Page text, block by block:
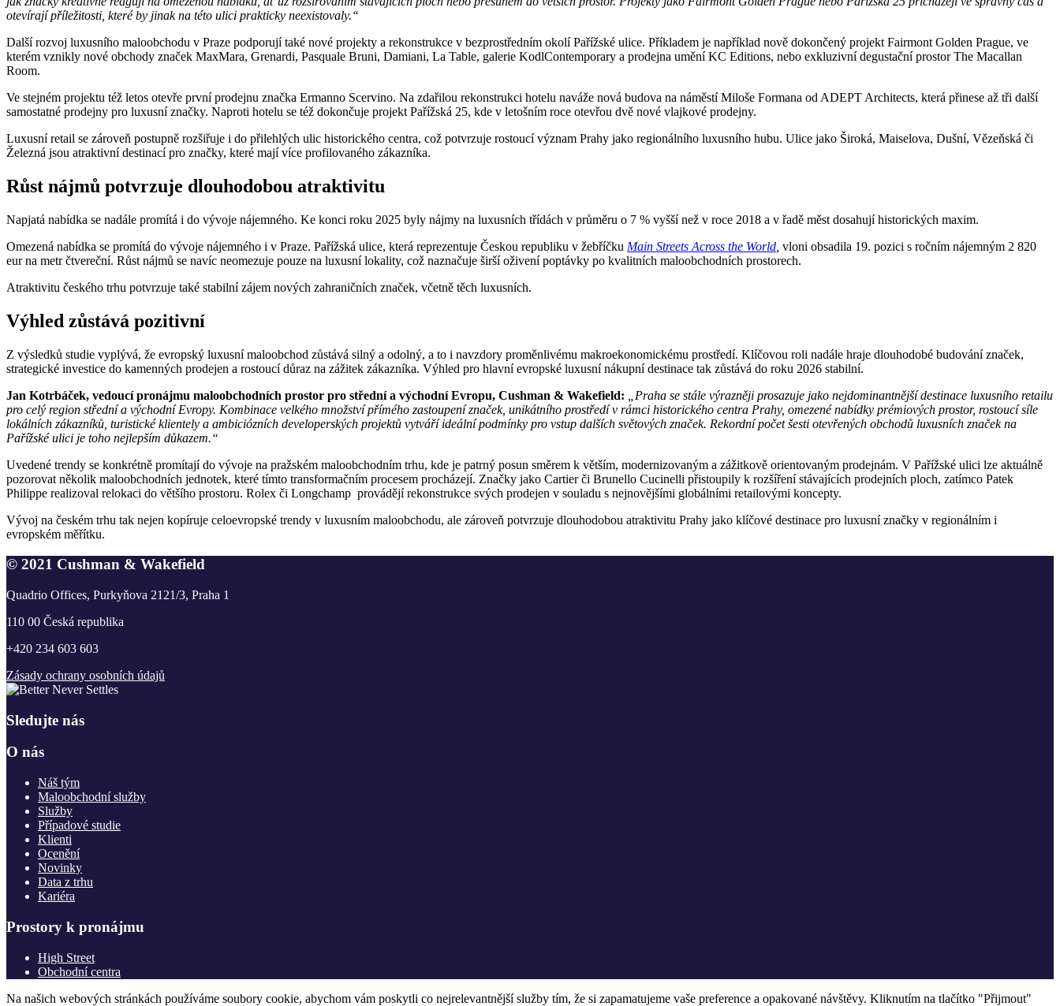
otevírají příležitosti, které by jinak na této ulici prakticky neexistovaly.“
Další rozvoj luxusního maloobchodu v Praze podporují také nové projekty a rekonstrukce v bezprostředním okolí Pařížské ulice. Příkladem je například nově dokončený projekt Fairmont Golden Prague, ve
kterém vznikly nové obchody značek MaxMara, Grenardi, Pasquale Bruni, Damiani, La Table, galerie KodlContemporary a prodejna umění KC Editions, nebo exkluzivní degustační prostor The Macallan
Room.
Ve stejném projektu též letos otevře první prodejnu značka Ermanno Scervino. Na zdařilou rekonstrukci hotelu naváže nová budova na náměstí Miloše Formana od ADEPT Architects, která přinese až tři další
samostatné prodejny pro luxusní značky. Naproti hotelu se též dokončuje projekt Pařížská 25, kde v letošním roce otevřou dvě nové vlajkové prodejny.
Luxusní retail se zároveň postupně rozšiřuje i do přilehlých ulic historického centra, což potvrzuje rostoucí význam Prahy jako regionálního luxusního hubu. Ulice jako Široká, Maiselova, Dušní, Vězeňská či
Železná jsou atraktivní destinací pro značky, které mají více profilovaného zákazníka.
Růst nájmů potvrzuje dlouhodobou atraktivitu
Napjatá nabídka se nadále promítá i do vývoje nájemného. Ke konci roku 2025 byly nájmy na luxusních třídách v průměru o 7 % vyšší než v roce 2018 a v řadě měst dosahují historických maxim.
Omezená nabídka se promítá do vývoje nájemného i v Praze. Pařížská ulice, která reprezentuje Českou republiku v žebříčku Main Streets Across the World vloni obsadila 19. pozici s ročním nájemným 2 820
eur na metr čtvereční. Růst nájmů se navíc neomezuje pouze na luxusní lokality, což naznačuje širší oživení poptávky po kvalitních maloobchodních prostorech.
Atraktivitu českého trhu potvrzuje také stabilní zájem nových zahraničních značek, včetně těch luxusních.
Výhled zůstává pozitivní
Z výsledků studie vyplývá, že evropský luxusní maloobchod zůstává silný a odolný, a to i navzdory proměnlivému makroekonomickému prostředí. Klíčovou roli nadále hraje dlouhodobé budování značek,
strategické investice do kamenných prodejen a rostoucí důraz na zážitek zákazníka. Výhled pro hlavní evropské luxusní nákupní destinace tak zůstává do roku 2026 stabilní.
Jan Kotrbáček, vedoucí pronájmu maloobchodních prostor pro střední a východní Evropu, Cushman & Wakefield:
„Praha se stále výrazněji prosazuje jako nejdominantnější destinace luxusního retailu
pro celý region střední a východní Evropy. Kombinace velkého množství přímého zastoupení značek, unikátního prostředí v rámci historického centra Prahy, omezené nabídky prémiových prostor, rostoucí síle
lokálních zákazníků, turistické klientely a ambiciózních developerských projektů vytváří ideální podmínky pro vstup dalších světových značek. Rekordní počet šesti otevřených obchodů luxusních značek na
Pařížské ulici je toho nejlepším důkazem.“
Uvedené trendy se konkrétně promítají do vývoje na pražském maloobchodním trhu, kde je patrný posun směrem k větším, modernizovaným a zážitkově orientovaným prodejnám. V Pařížské ulici lze aktuálně
pozorovat několik maloobchodních jednotek, které tímto transformačním procesem procházejí. Značky jako Cartier či Brunello Cucinelli přistoupily k rozšíření stávajících prodejních ploch, zatímco Patek
Philippe realizoval relokaci do většího prostoru. Rolex či Longchamp provádějí rekonstrukce svých prodejen v souladu s nejnovějšími globálními retailovými koncepty.
Vývoj na českém trhu tak nejen kopíruje celoevropské trendy v luxusním maloobchodu, ale zároveň potvrzuje dlouhodobou atraktivitu Prahy jako klíčové destinace pro luxusní značky v regionálním i
evropském měřítku.
© 2021 Cushman & Wakefield
Quadrio Offices, Purkyňova 2121/3, Praha 1
110 00 Česká republika
+420 234 603 603
Zásady ochrany osobních údajů
Sledujte nás
O nás
Náš tým
Maloobchodní služby
Služby
Případové studie
Klienti
Ocenění
Novinky
Data z trhu
Kariéra
Prostory k pronájmu
High Street
Obchodní centra
Na našich webových stránkách používáme soubory cookie, abychom vám poskytli co nejrelevantnější služby tím, že si zapamatujeme vaše preference a opakované návštěvy. Kliknutím na tlačítko "Přijmout"